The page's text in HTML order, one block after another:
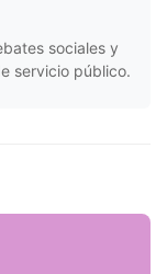
sociales y
servicio público.